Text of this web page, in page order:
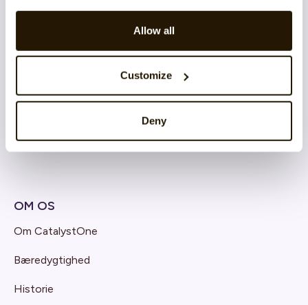
Allow all
Customize
Deny
IT Chefer
RESSOURCER
Guide
OM OS
Om CatalystOne
Bæredygtighed
Historie